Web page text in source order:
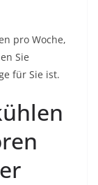
pro Woche,
Sie
für Sie ist.